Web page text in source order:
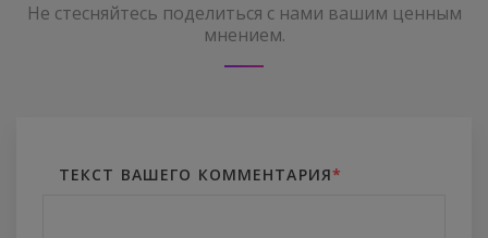
Не стесняйтесь поделиться с нами вашим ценным
мнением.
ТЕКСТ ВАШЕГО КОММЕНТАРИЯ*